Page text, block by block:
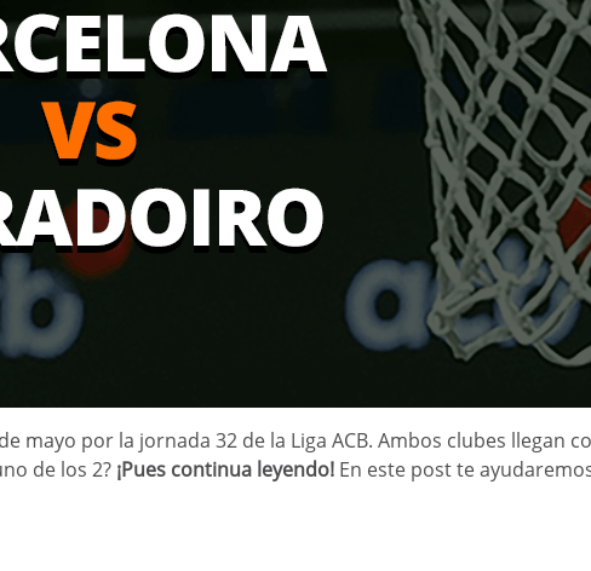
mayo por la jornada 32 de la Liga ACB. Ambos clubes llegan
de los 2? ¡Pues continua leyendo! En este post te